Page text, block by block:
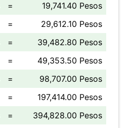
=
19,741.40 Pesos
=
29,612.10 Pesos
=
39,482.80 Pesos
=
49,353.50 Pesos
=
98,707.00 Pesos
=
197,414.00 Pesos
=
394,828.00 Pesos